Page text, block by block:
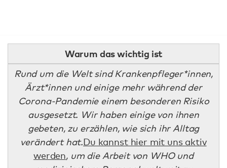
Warum das wichtig ist
Rund um die Welt sind Krankenpfleger*innen,
Ärzt*innen und einige mehr während der
Corona-Pandemie einem besonderen Risiko
ausgesetzt. Wir haben einige von ihnen
gebeten, zu erzählen, wie sich ihr Alltag
verändert hat.Du kannst hier mit uns aktiv
werden, um die Arbeit von WHO und